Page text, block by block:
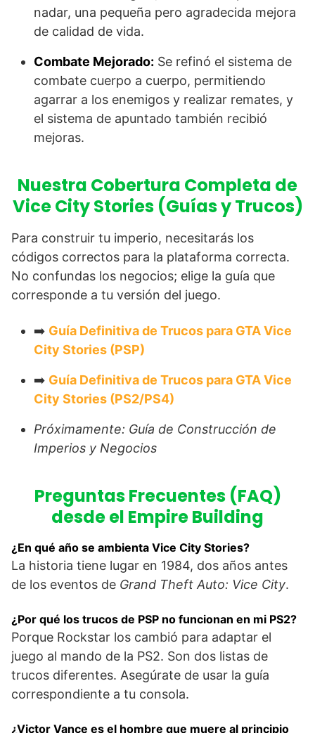
nadar, una pequeña pero agradecida mejora
de calidad de vida.
Combate Mejorado: Se refinó el sistema de
combate cuerpo a cuerpo, permitiendo
agarrar a los enemigos y realizar remates, y
el sistema de apuntado también recibió
mejoras.
Nuestra Cobertura Completa de
Vice City Stories (Guías y Trucos)
Para construir tu imperio, necesitarás los
códigos correctos para la plataforma correcta.
No confundas los negocios; elige la guía que
corresponde a tu versión del juego.
➡️ Guía Definitiva de Trucos para GTA Vice
City Stories (PSP)
➡️ Guía Definitiva de Trucos para GTA Vice
City Stories (PS2/PS4)
Próximamente: Guía de Construcción de
Imperios y Negocios
Preguntas Frecuentes (FAQ)
desde el Empire Building
¿En qué año se ambienta Vice City Stories?
La historia tiene lugar en 1984, dos años antes
de los eventos de Grand Theft Auto: Vice City.
¿Por qué los trucos de PSP no funcionan en mi PS2?
Porque Rockstar los cambió para adaptar el
juego al mando de la PS2. Son dos listas de
trucos diferentes. Asegúrate de usar la guía
correspondiente a tu consola.
¿Victor Vance es el hombre que muere al principio